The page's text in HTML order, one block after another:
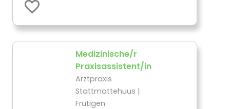
Medizinische/r
Praxisassistent/in
Arztpraxis
Stattmattehuus |
Frutigen